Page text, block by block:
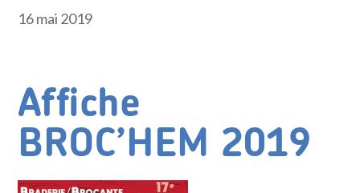
16 mai 2019
Affiche
BROC’HEM 2019